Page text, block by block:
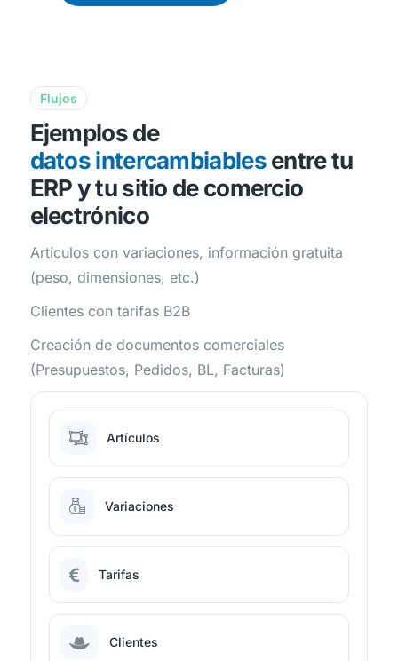
Flujos
Ejemplos de
datos intercambiablesentre tu
ERP y tu sitio de comercio
electrónico
Artículos con variaciones, información gratuita
(peso, dimensiones, etc.)
Clientes con tarifas B2B
Creación de documentos comerciales
(Presupuestos, Pedidos, BL, Facturas)
Artículos
Variaciones
Tarifas
Clientes